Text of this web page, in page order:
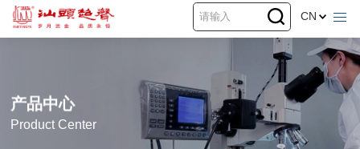
CN
产品中心
Product Center